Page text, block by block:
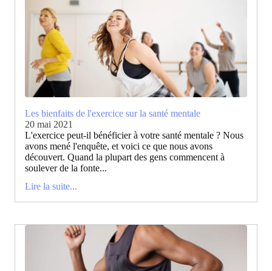
Les bienfaits de l'exercice sur la santé mentale
20 mai 2021
L'exercice peut-il bénéficier à votre santé mentale ? Nous
avons mené l'enquête, et voici ce que nous avons
découvert. Quand la plupart des gens commencent à
soulever de la fonte...
Lire la suite...